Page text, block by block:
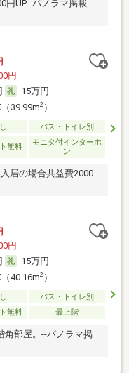
円UP--パノラマ掲載--
円
15万円
39.99m2）
バス・トイレ別
無料
モニタ付インターホ
ン
居の場合共益費2000
円
15万円
40.16m2）
バス・トイレ別
無料 最上階
角部屋。--パノラマ掲